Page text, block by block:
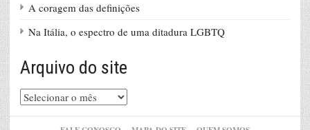
A coragem das definições
Na Itália, o espectro de uma ditadura LGBTQ
Arquivo do site
Arquivo
do